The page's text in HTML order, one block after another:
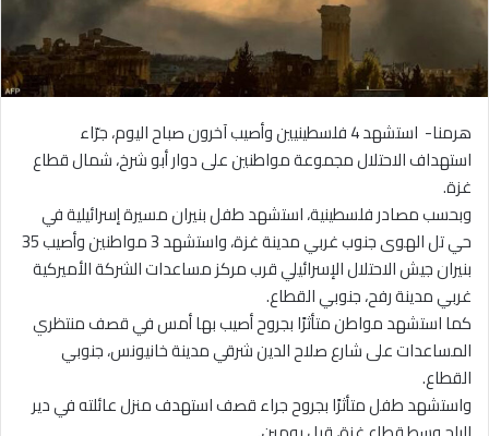
هرمنا- استشهد 4 فلسطينيين وأصيب آخرون صباح اليوم، جرّاء
استهداف الاحتلال مجموعة مواطنين على دوار أبو شرخ، شمال قطاع
غزة.
وبحسب مصادر فلسطينية، استشهد طفل بنيران مسيرة إسرائيلية في
حي تل الهوى جنوب غربي مدينة غزة، واستشهد 3 مواطنين وأصيب 35
بنيران جيش الاحتلال الإسرائيلي قرب مركز مساعدات الشركة الأميركية
غربي مدينة رفح، جنوبي القطاع.
كما استشهد مواطن متأثرًا بجروح أصيب بها أمس في قصف منتظري
المساعدات على شارع صلاح الدين شرقي مدينة خانيونس، جنوبي
القطاع.
واستشهد طفل متأثرًا بجروح جراء قصف استهدف منزل عائلته في دير